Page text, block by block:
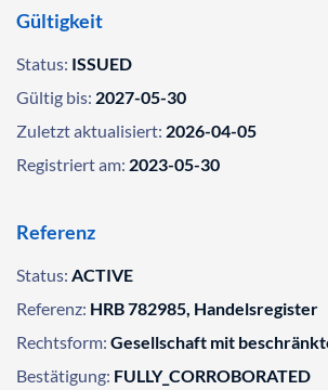
Gültigkeit
Status: ISSUED
Gültig bis: 2027-05-30
Zuletzt aktualisiert: 2026-04-05
Registriert am: 2023-05-30
Referenz
Status: ACTIVE
Referenz: HRB 782985, Handelsregister
Rechtsform: Gesellschaft mit
Bestätigung: FULLY_CORROBORATED